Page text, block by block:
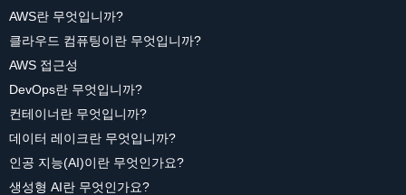
AWS란 무엇입니까?
클라우드 컴퓨팅이란 무엇입니까?
AWS 접근성
DevOps란 무엇입니까?
컨테이너란 무엇입니까?
데이터 레이크란 무엇입니까?
인공 지능(AI)이란 무엇인가요?
생성형 AI란 무엇인가요?